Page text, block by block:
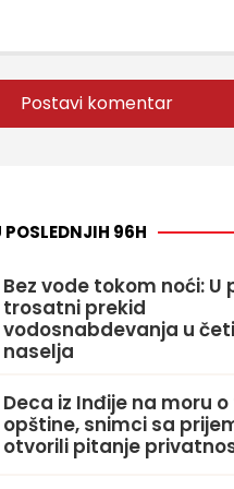
96H
Bez vode tokom noći: U
trosatni prekid
vodosnabdevanja u
naselja
Deca iz Inđije na moru
opštine, snimci sa
otvorili pitanje